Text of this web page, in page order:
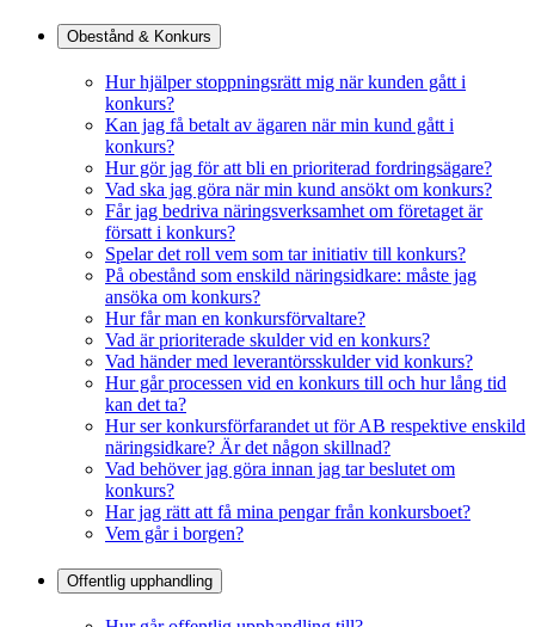
Obestånd & Konkurs
Hur hjälper stoppningsrätt mig när kunden gått i
konkurs?
Kan jag få betalt av ägaren när min kund gått i
konkurs?
Hur gör jag för att bli en prioriterad fordringsägare?
Vad ska jag göra när min kund ansökt om konkurs?
Får jag bedriva näringsverksamhet om företaget är
försatt i konkurs?
Spelar det roll vem som tar initiativ till konkurs?
På obestånd som enskild näringsidkare: måste jag
ansöka om konkurs?
Hur får man en konkursförvaltare?
Vad är prioriterade skulder vid en konkurs?
Vad händer med leverantörsskulder vid konkurs?
Hur går processen vid en konkurs till och hur lång tid
kan det ta?
Hur ser konkursförfarandet ut för AB respektive enskild
näringsidkare? Är det någon skillnad?
Vad behöver jag göra innan jag tar beslutet om
konkurs?
Har jag rätt att få mina pengar från konkursboet?
Vem går i borgen?
Offentlig upphandling